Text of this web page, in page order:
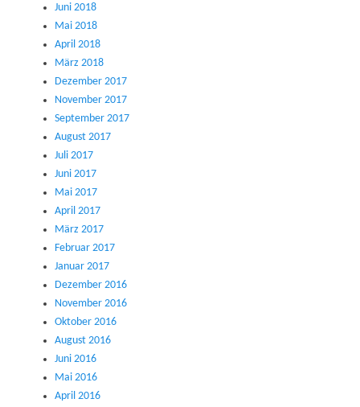
Juni 2018
Mai 2018
April 2018
März 2018
Dezember 2017
November 2017
September 2017
August 2017
Juli 2017
Juni 2017
Mai 2017
April 2017
März 2017
Februar 2017
Januar 2017
Dezember 2016
November 2016
Oktober 2016
August 2016
Juni 2016
Mai 2016
April 2016